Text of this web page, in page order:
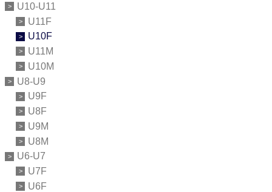
U10-U11
U11F
U10F
U11M
U10M
U8-U9
U9F
U8F
U9M
U8M
U6-U7
U7F
U6F